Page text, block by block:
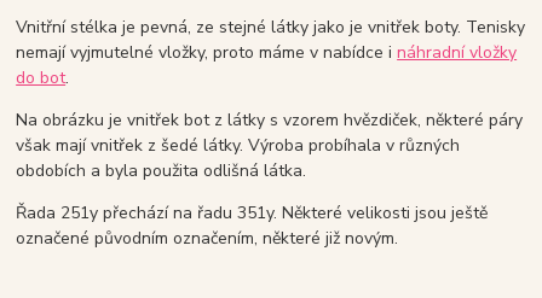
Vnitřní stélka je pevná, ze stejné látky jako je vnitřek boty. Tenisky
nemají vyjmutelné vložky, proto máme v nabídce ináhradní vložky
do bot.
Na obrázku je vnitřek bot z látky s vzorem hvězdiček, některé páry
však mají vnitřek z šedé látky. Výroba probíhala v různých
obdobích a byla použita odlišná látka.
Řada 251y přechází na řadu 351y. Některé velikosti jsou ještě
označené původním označením, některé již novým.